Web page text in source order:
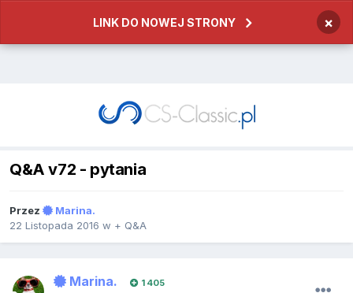
LINK DO NOWEJ STRONY ×
Q&A v72 - pytania
Przez
Marina.
22 Listopada 2016 w + Q&A
Marina. 1 405